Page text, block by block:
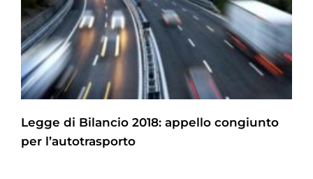
Legge di Bilancio 2018: appello congiunto
per l’autotrasporto